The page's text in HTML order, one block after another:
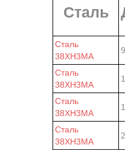
Сталь
Сталь
38ХН3МА
Сталь
38ХН3МА
Сталь
38ХН3МА
Сталь
38ХН3МА